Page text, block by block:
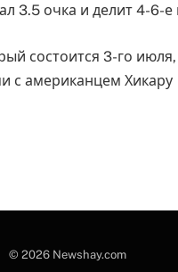
3.5 очка и делит 4-6-е
состоится 3-го
с американцем Хикару
© 2026 Newshay.com